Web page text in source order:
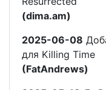
(dima.am)
2025-06-08
для Killing Time
(FatAndrews)